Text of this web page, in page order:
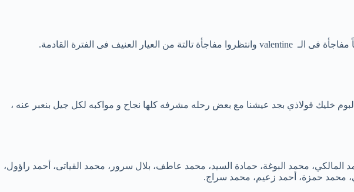
مفاجأة فى الـ valentine وانتظروا مفاجأة تالتة من العيار العنيف فى الفترة القادمة.
خليك فولاذي بجد عيشنا مع بعض رحله مشرفه كلها نجاح و مواكبه لكل جيل بنعبر عنه ،
محمد البوغة، حمادة السيد، محمد عاطف، بلال سرور، محمد القياتى، أحمد راؤول،
محمد حمزة، أحمد زعيم، محمد سراج.